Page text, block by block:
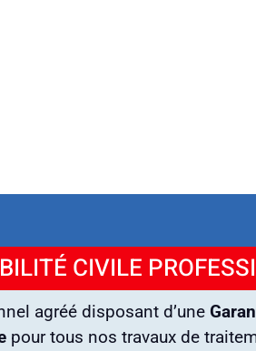
CIVILE
agréé disposant d’une
pour tous nos travaux de